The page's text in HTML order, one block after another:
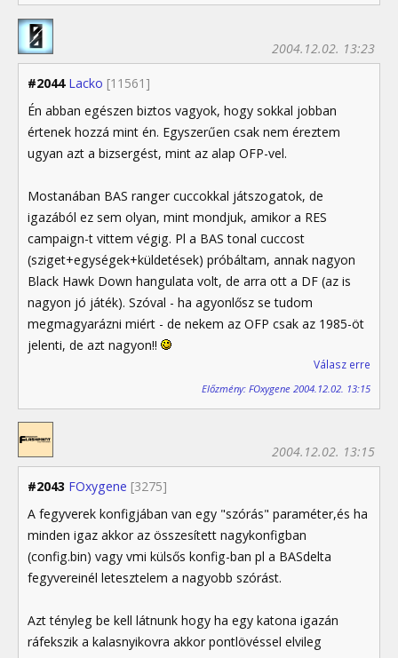
#2044 Lacko [11561]
2004.12.02. 13:23
Én abban egészen biztos vagyok, hogy sokkal jobban
értenek hozzá mint én. Egyszerűen csak nem éreztem
ugyan azt a bizsergést, mint az alap OFP-vel.
Mostanában BAS ranger cuccokkal játszogatok, de
igazából ez sem olyan, mint mondjuk, amikor a RES
campaign-t vittem végig. Pl a BAS tonal cuccost
(sziget+egységek+küldetések) próbáltam, annak nagyon
Black Hawk Down hangulata volt, de arra ott a DF (az is
nagyon jó játék). Szóval - ha agyonlősz se tudom
megmagyarázni miért - de nekem az OFP csak az 1985-öt
jelenti, de azt nagyon!!
Válasz erre
Előzmény: FOxygene 2004.12.02. 13:15
#2043 FOxygene [3275]
2004.12.02. 13:15
A fegyverek konfigjában van egy "szórás" paraméter,és ha
minden igaz akkor az összesített nagykonfigban
(config.bin) vagy vmi külsős konfig-ban pl a BASdelta
fegyvereinél letesztelem a nagyobb szórást.
Azt tényleg be kell látnunk hogy ha egy katona igazán
ráfekszik a kalasnyikovra akkor pontlövéssel elvileg